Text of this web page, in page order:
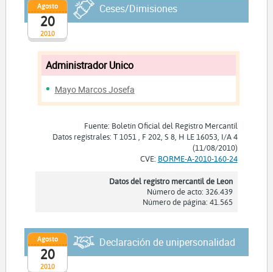
2010
Agosto
20
Ceses/Dimisiones
Administrador Unico
Mayo Marcos Josefa
Fuente: Boletín Oficial del Registro Mercantil
Datos registrales: T 1051 , F 202, S 8, H LE 16053, I/A 4
(11/08/2010)
CVE: BORME-A-2010-160-24
Datos del registro mercantil de Leon
Número de acto: 326.439
Número de página: 41.565
2010
Agosto
20
Declaración de unipersonalidad